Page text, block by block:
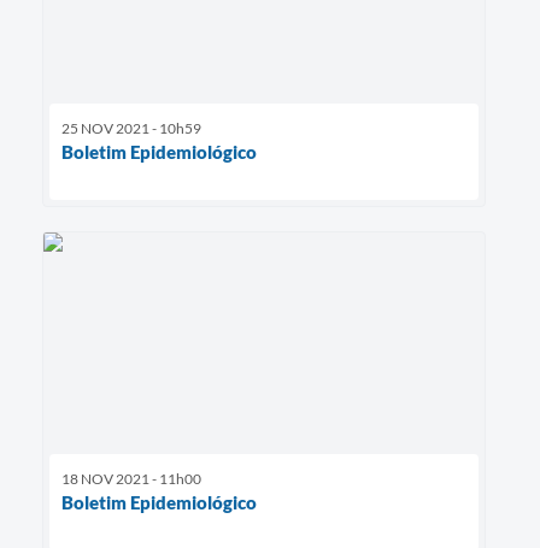
25 NOV 2021 - 10h59
Boletim Epidemiológico
18 NOV 2021 - 11h00
Boletim Epidemiológico